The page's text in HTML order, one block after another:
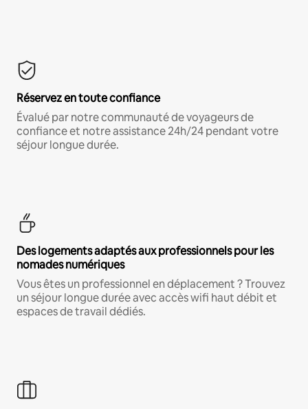
Réservez en toute confiance
Évalué par notre communauté de voyageurs de
confiance et notre assistance 24h/24 pendant votre
séjour longue durée.
Des logements adaptés aux professionnels pour les
nomades numériques
Vous êtes un professionnel en déplacement ? Trouvez
un séjour longue durée avec accès wifi haut débit et
espaces de travail dédiés.